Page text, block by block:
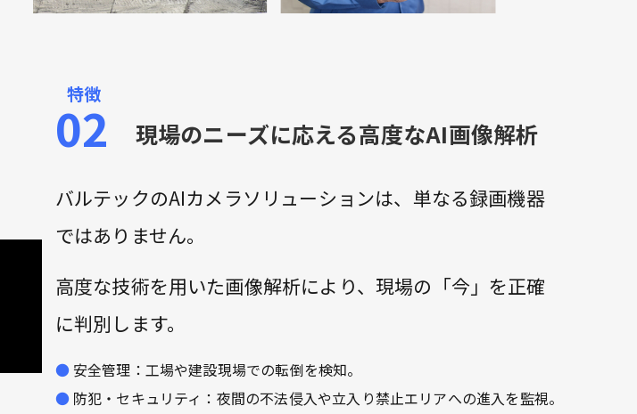
現場のニーズに応える高度なAI画像解析
バルテックのAIカメラソリューションは、単なる録画機器
ではありません。
高度な技術を用いた画像解析により、現場の「今」を正確
に判別します。
安全管理：工場や建設現場での転倒を検知。
防犯・セキュリティ：夜間の不法侵入や立入り禁止エリアへの進入を監視。